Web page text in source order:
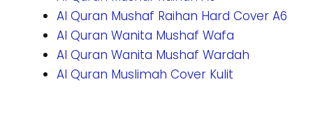
Al Quran Wanita Mushaf Yasminah
Al Quran Mushaf Raihan A6
Al Quran Mushaf Raihan Hard Cover A6
Al Quran Wanita Mushaf Wafa
Al Quran Wanita Mushaf Wardah